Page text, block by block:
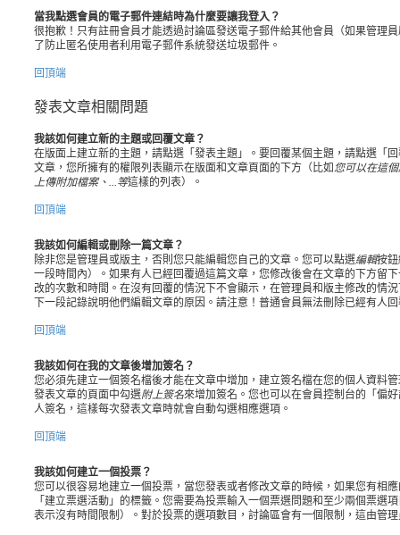
當我點選會員的電子郵件連結時為什麼要讓我登入？
很抱歉！只有註冊會員才能透過討論區發送電子郵件給其他會員（如果管理
了防止匿名使用者利用電子郵件系統發送垃圾郵件。
回頂端
發表文章相關問題
我該如何建立新的主題或回覆文章？
在版面上建立新的主題，請點選「發表主題」。要回覆某個主題，請點選「
文章，您所擁有的權限列表顯示在版面和文章頁面的下方（比如您可以在這
上傳附加檔案、...等這樣的列表）。
回頂端
我該如何編輯或刪除一篇文章？
除非您是管理員或版主，否則您只能編輯您自己的文章。您可以點選編輯按
一段時間內）。如果有人已經回覆過這篇文章，您修改後會在文章的下方留
改的次數和時間。在沒有回覆的情況下不會顯示，在管理員和版主修改的情
下一段記錄說明他們編輯文章的原因。請注意！普通會員無法刪除已經有人
回頂端
我該如何在我的文章後增加簽名？
您必須先建立一個簽名檔後才能在文章中增加，建立簽名檔在您的個人資料
發表文章的頁面中勾選附上簽名來增加簽名。您也可以在會員控制台的「偏
人簽名，這樣每次發表文章時就會自動勾選相應選項。
回頂端
我該如何建立一個投票？
您可以很容易地建立一個投票，當您發表或者修改文章的時候，如果您有相
「建立票選活動」的標籤。您需要為投票輸入一個票選問題和至少兩個票選
表示沒有時間限制）。對於投票的選項數目，討論區會有一個限制，這由管